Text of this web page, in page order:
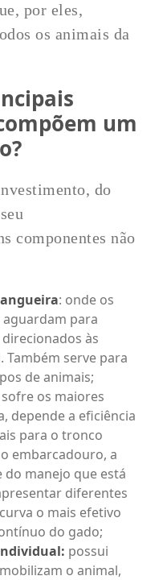
por eles,
os animais da
um
do
componentes não
: onde os
para
às
Também serve para
de animais;
os maiores
depende a eficiência
para o tronco
embarcadouro, a
manejo que está
diferentes
o mais efetivo
do gado;
possui
o animal,